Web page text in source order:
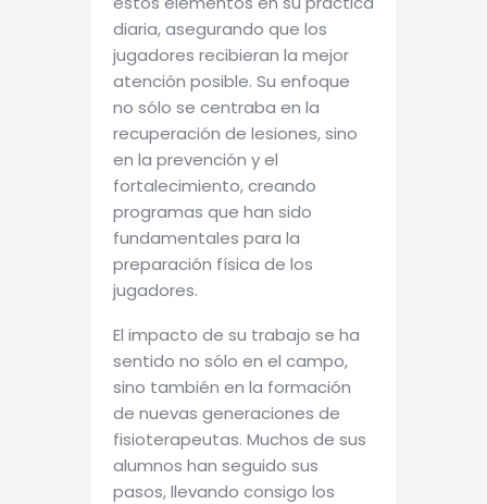
diaria, asegurando que los
jugadores recibieran la mejor
atención posible. Su enfoque
no sólo se centraba en la
recuperación de lesiones, sino
en la prevención y el
fortalecimiento, creando
programas que han sido
fundamentales para la
preparación física de los
jugadores.
El impacto de su trabajo se ha
sentido no sólo en el campo,
sino también en la formación
de nuevas generaciones de
fisioterapeutas. Muchos de sus
alumnos han seguido sus
pasos, llevando consigo los